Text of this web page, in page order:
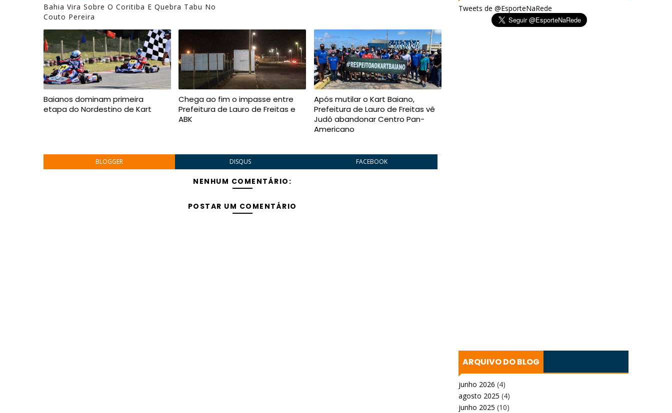
Bahia Vira Sobre O Coritiba E Quebra Tabu No
Couto Pereira
Baianos dominam primeira
etapa do Nordestino de Kart
Chega ao fim o impasse entre
Prefeitura de Lauro de Freitas e
ABK
Após mutilar o Kart Baiano,
Prefeitura de Lauro de Freitas vê
Judô abandonar Centro Pan-
Americano
BLOGGER DISQUS FACEBOOK
NENHUM COMENTÁRIO:
POSTAR UM COMENTÁRIO
Tweets de @EsporteNaRede
ARQUIVO DO BLOG
junho 2026 (4)
agosto 2025 (4)
junho 2025 (10)